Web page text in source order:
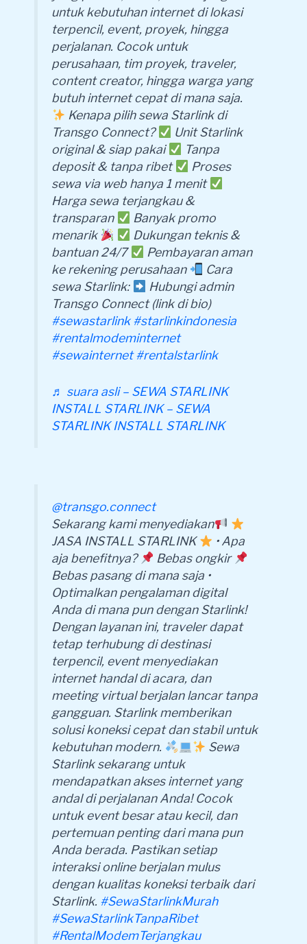
untuk kebutuhan internet di lokasi
terpencil, event, proyek, hingga
perjalanan. Cocok untuk
perusahaan, tim proyek, traveler,
content creator, hingga warga yang
butuh internet cepat di mana saja.
Kenapa pilih sewa Starlink di
Transgo Connect?
Unit Starlink
original & siap pakai
Tanpa
deposit & tanpa ribet
Proses
sewa via web hanya 1 menit
Harga sewa terjangkau &
transparan
Banyak promo
menarik
Dukungan teknis &
bantuan 24/7
Pembayaran aman
ke rekening perusahaan
Cara
sewa Starlink:
Hubungi admin
Transgo Connect (link di bio)
#sewastarlink #starlinkindonesia
#rentalmodeminternet
#sewainternet #rentalstarlink
♬ suara asli – SEWA STARLINK
INSTALL STARLINK – SEWA
STARLINK INSTALL STARLINK
@transgo.connect
Sekarang kami menyediakan
JASA INSTALL STARLINK
• Apa
aja benefitnya?
Bebas ongkir
Bebas pasang di mana saja •
Optimalkan pengalaman digital
Anda di mana pun dengan Starlink!
Dengan layanan ini, traveler dapat
tetap terhubung di destinasi
terpencil, event menyediakan
internet handal di acara, dan
meeting virtual berjalan lancar tanpa
gangguan. Starlink memberikan
solusi koneksi cepat dan stabil untuk
kebutuhan modern.
Sewa
Starlink sekarang untuk
mendapatkan akses internet yang
andal di perjalanan Anda! Cocok
untuk event besar atau kecil, dan
pertemuan penting dari mana pun
Anda berada. Pastikan setiap
interaksi online berjalan mulus
dengan kualitas koneksi terbaik dari
Starlink. #SewaStarlinkMurah
#SewaStarlinkTanpaRibet
#RentalModemTerjangkau